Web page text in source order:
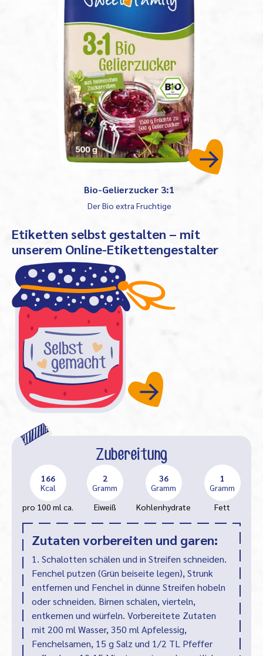
Bio-Gelierzucker 3:1
Der Bio extra Fruchtige
Etiketten selbst gestalten – mit
unserem Online-Etikettengestalter
Zubereitung
166
Kcal
pro 100 ml ca.
2
Gramm
Eiweiß
36
Gramm
Kohlenhydrate
1
Gramm
Fett
Zutaten vorbereiten und garen:
1. Schalotten schälen und in Streifen schneiden.
Fenchel putzen (Grün beiseite legen), Strunk
entfernen und Fenchel in dünne Streifen hobeln
oder schneiden. Birnen schälen, vierteln,
entkernen und würfeln. Vorbereitete Zutaten
mit 200 ml Wasser, 350 ml Apfelessig,
Fenchelsamen, 15 g Salz und 1/2 TL Pfeffer